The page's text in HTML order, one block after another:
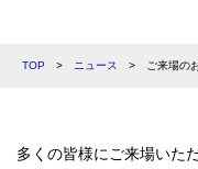
TOP > ニュース > ご来場の
多くの皆様にご来場いた